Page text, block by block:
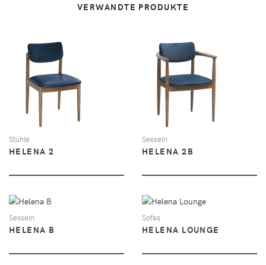
VERWANDTE PRODUKTE
SEHEN
Stühle
HELENA 2
SEHEN
Sesseln
HELENA 2B
Sesseln
HELENA B
SEHEN
Sofas
HELENA LOUNGE